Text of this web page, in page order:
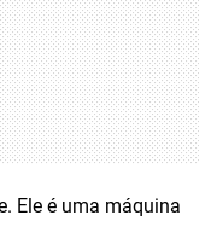
Ele é uma máquina